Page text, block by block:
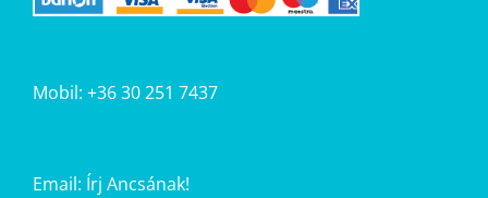
Mobil: +36 30 251 7437
Email: Írj Ancsának!